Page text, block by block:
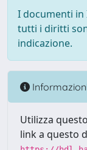
I documenti in
tutti i diritti
indicazione.
Utilizza
link a questo